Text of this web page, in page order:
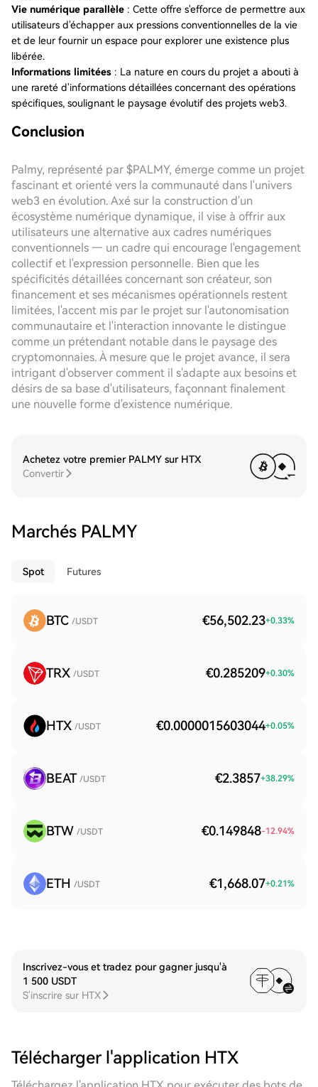
Vie numérique parallèle : Cette offre s'efforce de permettre aux
utilisateurs d'échapper aux pressions conventionnelles de la vie
et de leur fournir un espace pour explorer une existence plus
libérée.
Informations limitées : La nature en cours du projet a abouti à
une rareté d'informations détaillées concernant des opérations
spécifiques, soulignant le paysage évolutif des projets web3.
Conclusion
Palmy, représenté par $PALMY, émerge comme un projet
fascinant et orienté vers la communauté dans l'univers
web3 en évolution. Axé sur la construction d'un
écosystème numérique dynamique, il vise à offrir aux
utilisateurs une alternative aux cadres numériques
conventionnels — un cadre qui encourage l'engagement
collectif et l'expression personnelle. Bien que les
spécificités détaillées concernant son créateur, son
financement et ses mécanismes opérationnels restent
limitées, l'accent mis par le projet sur l'autonomisation
communautaire et l'interaction innovante le distingue
comme un prétendant notable dans le paysage des
cryptomonnaies. À mesure que le projet avance, il sera
intrigant d'observer comment il s'adapte aux besoins et
désirs de sa base d'utilisateurs, façonnant finalement
une nouvelle forme d'existence numérique.
Achetez votre premier PALMY sur HTX
Convertir
Marchés PALMY
Spot Futures
BTC /USDT €56,502.23+0.33%
TRX /USDT €0.285209+0.30%
HTX /USDT €0.0000015603044+0.05%
BEAT /USDT €2.3857+38.29%
BTW /USDT €0.149848-12.94%
ETH /USDT €1,668.07+0.21%
Inscrivez-vous et tradez pour gagner jusqu'à
1 500 USDT
S'inscrire sur HTX
Télécharger l'application HTX